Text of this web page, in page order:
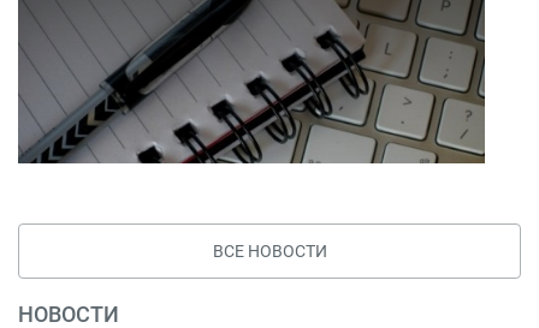
ВСЕ НОВОСТИ
НОВОСТИ